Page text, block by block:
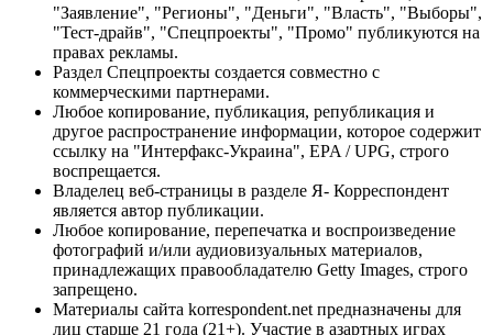
"Заявление", "Регионы", "Деньги", "Власть", "Выборы",
"Тест-драйв", "Спецпроекты", "Промо" публикуются на
правах рекламы.
Раздел Спецпроекты создается совместно с
коммерческими партнерами.
Любое копирование, публикация, републикация и
другое распространение информации, которое содержит
ссылку на "Интерфакс-Украина", EPA / UPG, строго
воспрещается.
Владелец веб-страницы в разделе Я- Корреспондент
является автор публикации.
Любое копирование, перепечатка и воспроизведение
фотографий и/или аудиовизуальных материалов,
принадлежащих правообладателю Getty Images, строго
запрещено.
Материалы сайта korrespondent.net предназначены для
лиц старше 21 года (21+). Участие в азартных играх